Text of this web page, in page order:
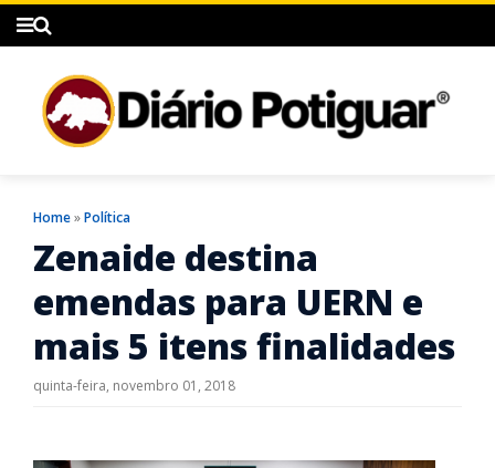
Home»Política
Zenaide destina
emendas para UERN e
mais 5 itens finalidades
quinta-feira, novembro 01, 2018